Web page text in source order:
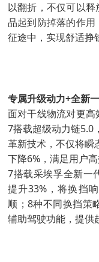
以翻折，不仅可以
品起到防掉落的作
征途中，实现舒适挣
专属升级动力+全新
面对干线物流对更
7搭载超级动力链5.0
革新技术，不仅将瞬
下降6%，满足用户
7搭载采埃孚全新一
提升33%，将换挡
顺；8种不同换挡策
辅助驾驶功能，提供